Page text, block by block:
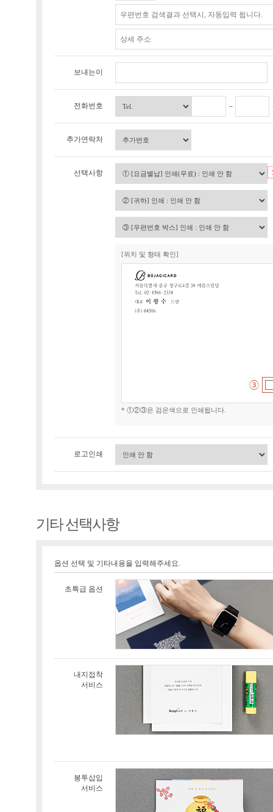
보내는이
전화번호
추가연락처
선택사항
[위치 및 형태 확인]
* ①②③은 검은색으로 인쇄됩니다.
로고인쇄
기타 선택사항
옵션 선택 및 기타내용을 입력해주세요.
초특급 옵션
내지접착
서비스
봉투삽입
서비스